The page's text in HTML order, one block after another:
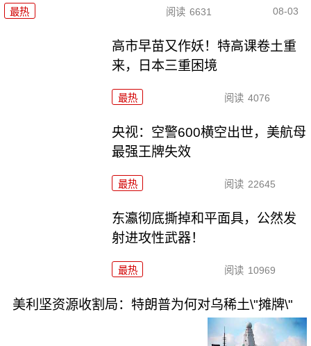
最热 阅读 6631 08-03
高市早苗又作妖！特高课卷土重
来，日本三重困境
最热 阅读 4076
央视：空警600横空出世，美航母
最强王牌失效
最热 阅读 22645
东瀛彻底撕掉和平面具，公然发
射进攻性武器！
最热 阅读 10969
美利坚资源收割局：特朗普为何对乌稀土\"摊牌\"